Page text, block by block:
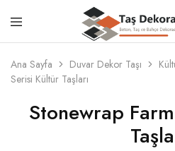
Taş
Dekorasyon
Beton,
Taş
ve
Bahçe
Ana Sayfa Duvar Dekor Taşı
Serisi Kültür Taşları
Stonewrap